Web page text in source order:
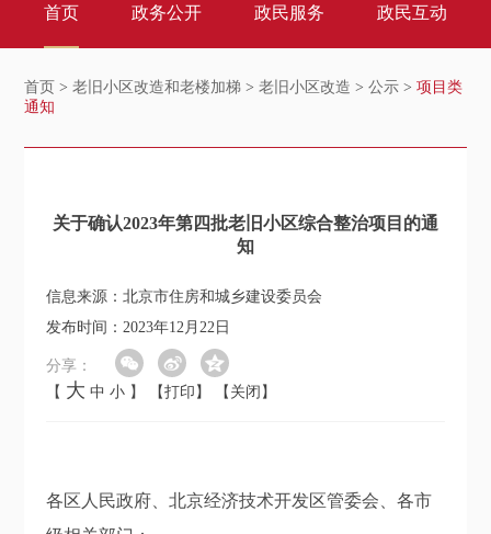
首页 政务公开 政民服务 政民互动
首页 >老旧小区改造和老楼加梯 >老旧小区改造 >公示 >项目类
通知
关于确认2023年第四批老旧小区综合整治项目的通
知
信息来源：北京市住房和城乡建设委员会
发布时间：2023年12月22日
分享：
【 大 中 小 】 【打印】 【关闭】
各区人民政府、北京经济技术开发区管委会、各市